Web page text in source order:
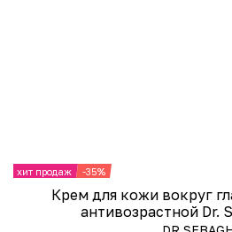
хит продаж -35%
Крем для кожи вокруг
антивозрастной Dr.